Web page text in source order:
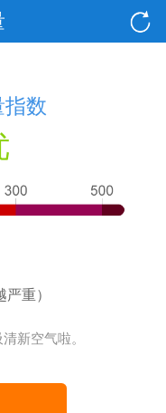
数
严重）
新空气啦。